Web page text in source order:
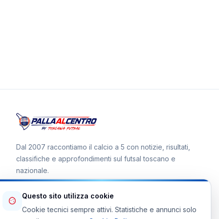
Dal 2007 raccontiamo il calcio a 5 con notizie, risultati,
classifiche e approfondimenti sul futsal toscano e
nazionale.
Canale WhatsApp
Questo sito utilizza cookie
Cookie tecnici sempre attivi. Statistiche e annunci solo